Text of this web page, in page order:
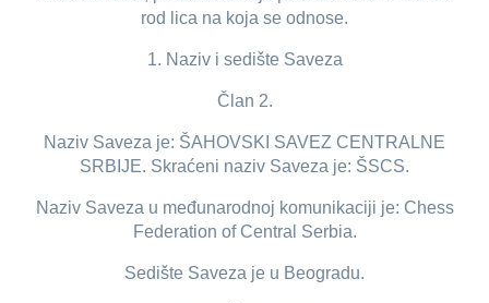
rod lica na koja se odnose.
1. Naziv i sedište Saveza
Član 2.
Naziv Saveza je: ŠAHOVSKI SAVEZ CENTRALNE
SRBIJE. Skraćeni naziv Saveza je: ŠSCS.
Naziv Saveza u međunarodnoj komunikaciji je: Chess
Federation of Central Serbia.
Sedište Saveza je u Beogradu.